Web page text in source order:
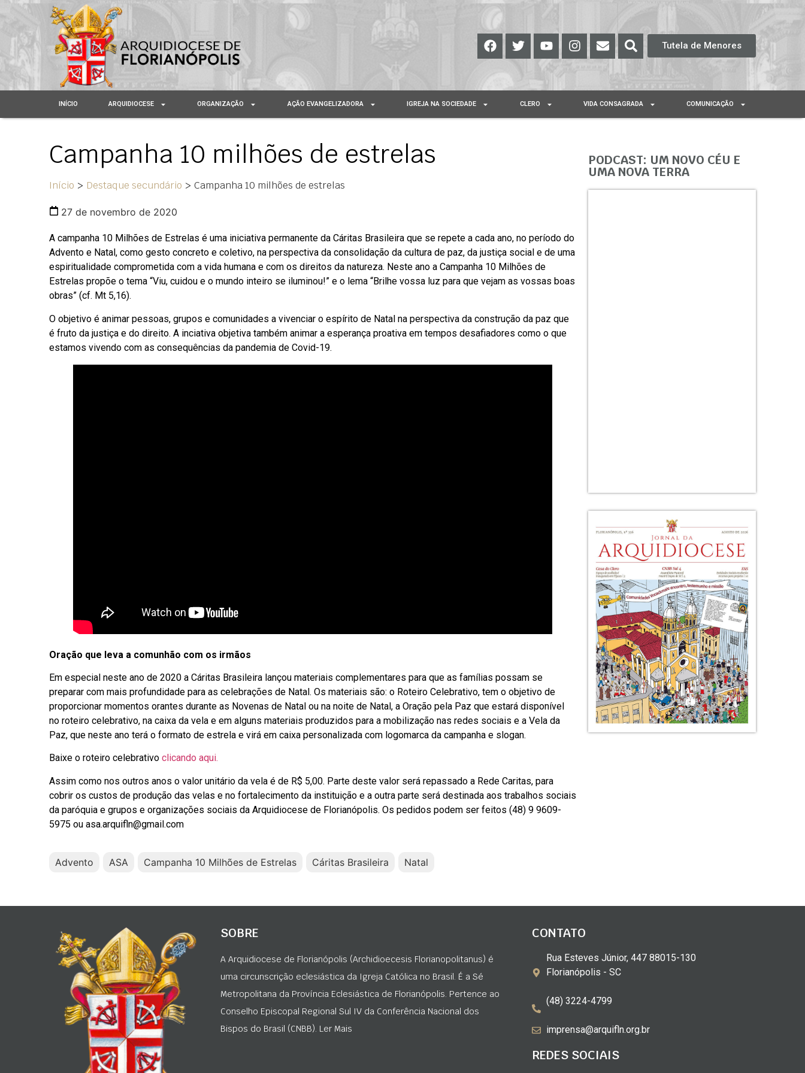
Tutela de Menores
INÍCIO ARQUIDIOCESE ORGANIZAÇÃO AÇÃO EVANGELIZADORA IGREJA NA SOCIEDADE CLERO VIDA CONSAGRADA COMUNICAÇÃO
Campanha 10 milhões de estrelas
Início > Destaque secundário > Campanha 10 milhões de estrelas
27 de novembro de 2020
A campanha 10 Milhões de Estrelas é uma iniciativa permanente da Cáritas Brasileira que se repete a cada ano, no período do
Advento e Natal, como gesto concreto e coletivo, na perspectiva da consolidação da cultura de paz, da justiça social e de uma
espiritualidade comprometida com a vida humana e com os direitos da natureza. Neste ano a Campanha 10 Milhões de
Estrelas propõe o tema “Viu, cuidou e o mundo inteiro se iluminou!” e o lema “Brilhe vossa luz para que vejam as vossas boas
obras” (cf. Mt 5,16).
O objetivo é animar pessoas, grupos e comunidades a vivenciar o espírito de Natal na perspectiva da construção da paz que
é fruto da justiça e do direito. A inciativa objetiva também animar a esperança proativa em tempos desafiadores como o que
estamos vivendo com as consequências da pandemia de Covid-19.
Oração que leva a comunhão com os irmãos
Em especial neste ano de 2020 a Cáritas Brasileira lançou materiais complementares para que as famílias possam se
preparar com mais profundidade para as celebrações de Natal. Os materiais são: o Roteiro Celebrativo, tem o objetivo de
proporcionar momentos orantes durante as Novenas de Natal ou na noite de Natal, a Oração pela Paz que estará disponível
no roteiro celebrativo, na caixa da vela e em alguns materiais produzidos para a mobilização nas redes sociais e a Vela da
Paz, que neste ano terá o formato de estrela e virá em caixa personalizada com logomarca da campanha e slogan.
Baixe o roteiro celebrativo clicando aqui.
Assim como nos outros anos o valor unitário da vela é de R$ 5,00. Parte deste valor será repassado a Rede Caritas, para
cobrir os custos de produção das velas e no fortalecimento da instituição e a outra parte será destinada aos trabalhos sociais
da paróquia e grupos e organizações sociais da Arquidiocese de Florianópolis. Os pedidos podem ser feitos (48) 9 9609-
5975 ou asa.arquifln@gmail.com
Advento ASA Campanha 10 Milhões de Estrelas Cáritas Brasileira Natal
PODCAST: UM NOVO CÉU E
UMA NOVA TERRA
SOBRE
A Arquidiocese de Florianópolis (Archidioecesis Florianopolitanus) é
uma circunscrição eclesiástica da Igreja Católica no Brasil. É a Sé
Metropolitana da Província Eclesiástica de Florianópolis. Pertence ao
Conselho Episcopal Regional Sul IV da Conferência Nacional dos
Bispos do Brasil (CNBB). Ler Mais
CONTATO
Rua Esteves Júnior, 447 88015-130
Florianópolis - SC
(48) 3224-4799
imprensa@arquifln.org.br
REDES SOCIAIS